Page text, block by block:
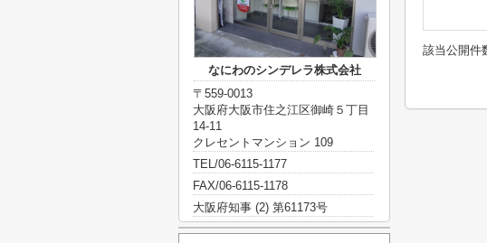
該当公開件
なにわのシンデレラ株式会社
〒559-0013
大阪府大阪市住之江区御崎５丁目
14-11
クレセントマンション 109
TEL/06-6115-1177
FAX/06-6115-1178
大阪府知事 (2) 第61173号